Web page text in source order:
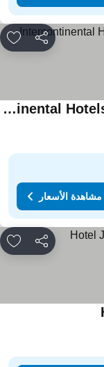
مشاركة
Intercontinental Hotels Dar Al Hijra Ic Madinah By Ihg
مشاهدة الأسعار
مشاركة